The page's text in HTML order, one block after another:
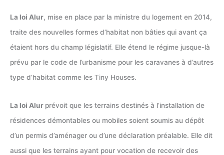
La loi Alur, mise en place par la ministre du logement en 2014,
traite des nouvelles formes d’habitat non bâties qui avant ça
étaient hors du champ législatif. Elle étend le régime jusque-là
prévu par le code de l’urbanisme pour les caravanes à d’autres
type d’habitat comme les Tiny Houses.
La loi Alur prévoit que les terrains destinés à l’installation de
résidences démontables ou mobiles soient soumis au dépôt
d’un permis d’aménager ou d’une déclaration préalable. Elle dit
aussi que les terrains ayant pour vocation de recevoir des